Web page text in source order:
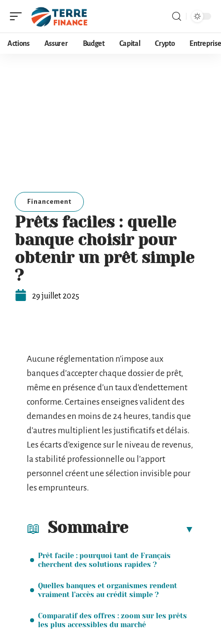
Actions Assurer Budget Capital Crypto Entreprise
Financement
Prêts faciles : quelle
banque choisir pour
obtenir un prêt simple
?
29 juillet 2025
Aucune réglementation n’impose aux
banques d’accepter chaque dossier de prêt,
même en présence d’un taux d’endettement
conforme. Certaines enseignes valident des
demandes en moins de 24 heures, tandis que
d’autres multiplient les justificatifs et délais.
Les écarts d’exigence sur le niveau de revenus,
la stabilité professionnelle ou l’apport
personnel créent une sélection invisible pour
les emprunteurs.
Sommaire
Prêt facile : pourquoi tant de Français
cherchent des solutions rapides ?
Quelles banques et organismes rendent
vraiment l’accès au crédit simple ?
Comparatif des offres : zoom sur les prêts
les plus accessibles du marché